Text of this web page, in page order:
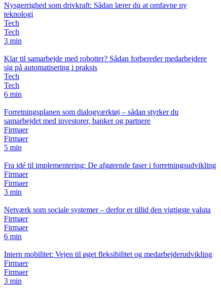
Nysgerrighed som drivkraft: Sådan lærer du at omfavne ny
teknologi
Tech
Tech
3 min
Klar til samarbejde med robotter? Sådan forbereder medarbejdere
sig på automatisering i praksis
Tech
Tech
6 min
Forretningsplanen som dialogværktøj – sådan styrker du
samarbejdet med investorer, banker og partnere
Firmaer
Firmaer
5 min
Fra idé til implementering: De afgørende faser i forretningsudvikling
Firmaer
Firmaer
3 min
Netværk som sociale systemer – derfor er tillid den vigtigste valuta
Firmaer
Firmaer
6 min
Intern mobilitet: Vejen til øget fleksibilitet og medarbejderudvikling
Firmaer
Firmaer
3 min